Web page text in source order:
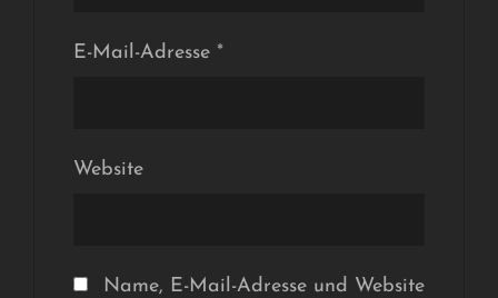
E-Mail-Adresse *
Website
Name, E-Mail-Adresse und Website